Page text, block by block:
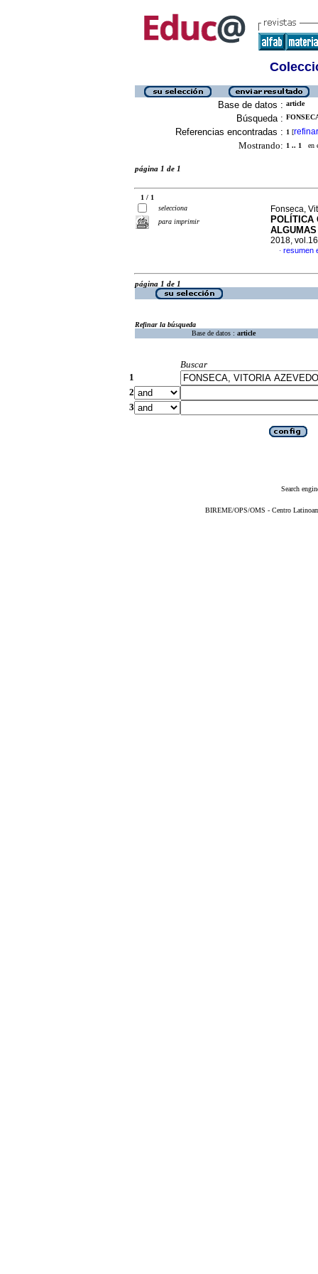
Base de datos : article
Búsqueda :
Referencias encontradas : 1 [refinar
Mostrando: 1 .. 1 en
página 1 de 1
1 / 1
selecciona
para imprimir
Fonseca,
POLÍTICA
2018,
· resumen
página 1 de 1
Refinar la búsqueda
Base de datos : article
Buscar
1
2
3
Search
BIREME/OPS/OMS - Centro